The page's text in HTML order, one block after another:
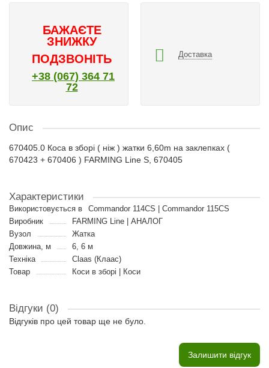
БАЖАЄТЕ
ЗНИЖКУ
ПОДЗВОНІТЬ
+38 (067) 364 71
72
Доставка
Опис
670405.0 Коса в зборі ( ніж ) жатки 6,60m на заклепках (
670423 + 670406 ) FARMING Line S, 670405
Характеристики
Використовується в
Commandor 114CS | Commandor 115CS
Виробник
FARMING Line | АНАЛОГ
Вузол
Жатка
Довжина, м
6, 6 м
Техніка
Claas (Клаас)
Товар
Коси в зборі | Коси
Відгуки (0)
Відгуків про цей товар ще не було.
Залишити відгук